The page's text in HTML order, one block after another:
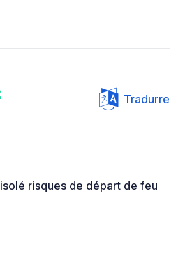
Tradurre
risques de départ de feu